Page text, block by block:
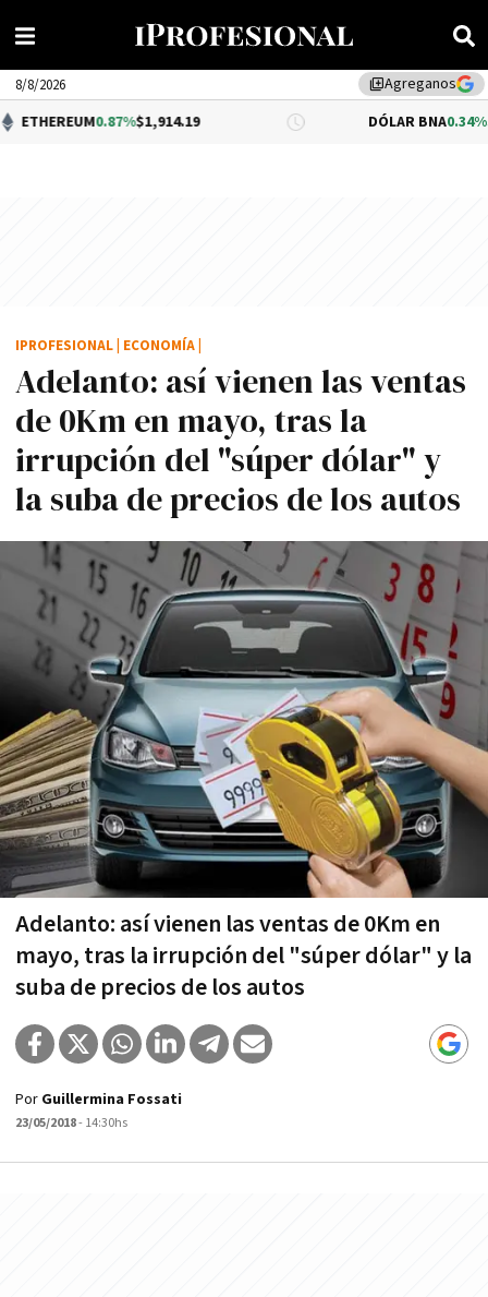
library_addAgreganos
8/8/2026
0.87%$1,914.19 DÓLAR BNA 0.34%$1,520.00
Adelanto: así­ vienen las ventas
de 0Km en mayo, tras la
irrupción del "súper dólar" y
la suba de precios de los autos
Adelanto: así­ vienen las ventas de 0Km en
mayo, tras la irrupción del "súper dólar" y la
suba de precios de los autos
IPROFESIONAL ECONOMÍA
Por Guillermina Fossati
23/05/2018- 14:30hs